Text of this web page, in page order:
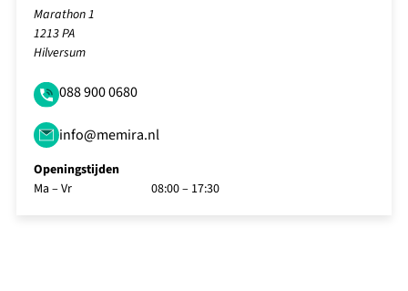
Marathon 1
1213 PA
Hilversum
088 900 0680
info@memira.nl
Openingstijden
Ma – Vr
08:00 – 17:30